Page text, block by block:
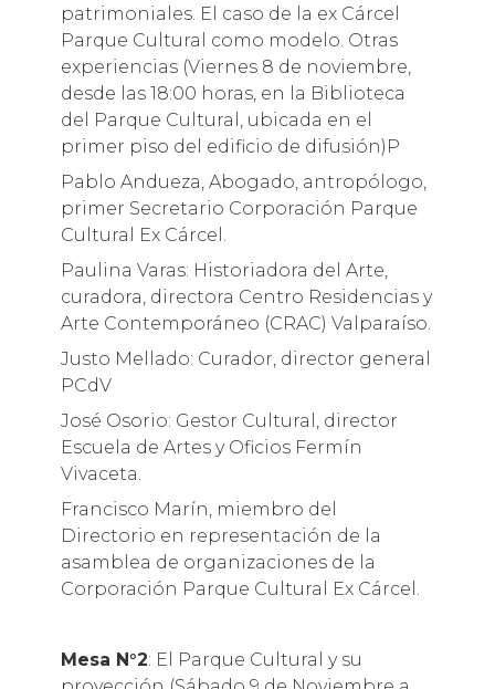
patrimoniales. El caso de la ex Cárcel
Parque Cultural como modelo. Otras
experiencias (Viernes 8 de noviembre,
desde las 18:00 horas, en la Biblioteca
del Parque Cultural, ubicada en el
primer piso del edificio de difusión)P
Pablo Andueza, Abogado, antropólogo,
primer Secretario Corporación Parque
Cultural Ex Cárcel.
Paulina Varas: Historiadora del Arte,
curadora, directora Centro Residencias y
Arte Contemporáneo (CRAC) Valparaíso.
Justo Mellado: Curador, director general
PCdV
José Osorio: Gestor Cultural, director
Escuela de Artes y Oficios Fermín
Vivaceta.
Francisco Marín, miembro del
Directorio en representación de la
asamblea de organizaciones de la
Corporación Parque Cultural Ex Cárcel.
Mesa N°2: El Parque Cultural y su